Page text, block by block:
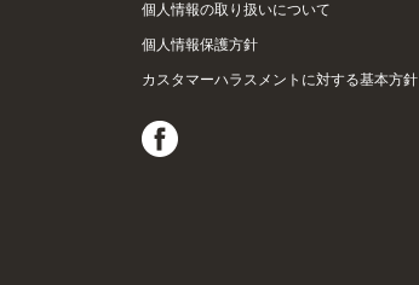
個人情報の取り扱いについて
個人情報保護方針
カスタマーハラスメントに対する基本方針